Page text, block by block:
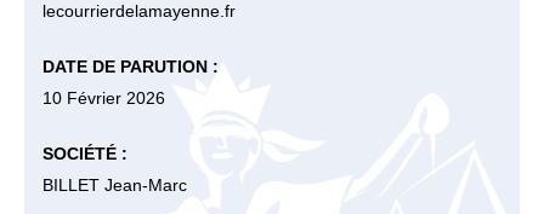
lecourrierdelamayenne.fr
DATE DE PARUTION :
10 Février 2026
SOCIÉTÉ :
BILLET Jean-Marc